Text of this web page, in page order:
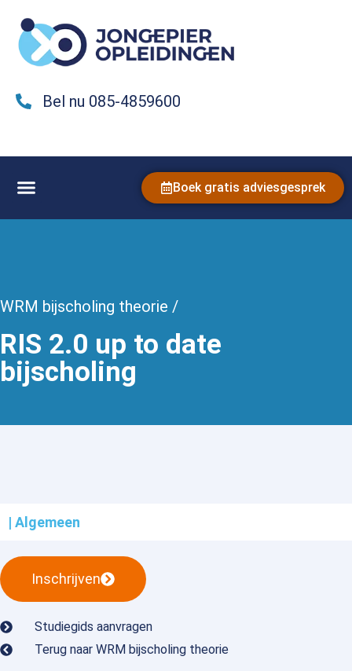
Bel nu 085-4859600
Boek gratis adviesgesprek
WRM bijscholing theorie /
RIS 2.0 up to date
bijscholing
| Algemeen
Inschrijven
Studiegids aanvragen
Terug naar WRM bijscholing theorie